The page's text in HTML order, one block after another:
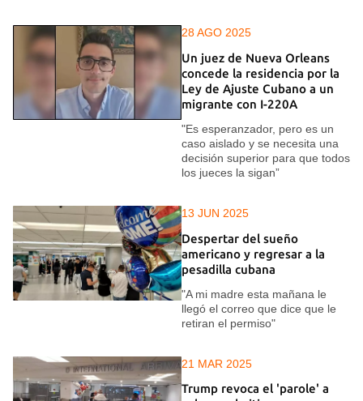
28 AGO 2025
Un juez de Nueva Orleans
concede la residencia por la
Ley de Ajuste Cubano a un
migrante con I-220A
"Es esperanzador, pero es un
caso aislado y se necesita una
decisión superior para que todos
los jueces la sigan”
13 JUN 2025
Despertar del sueño
americano y regresar a la
pesadilla cubana
"A mi madre esta mañana le
llegó el correo que dice que le
retiran el permiso"
21 MAR 2025
Trump revoca el 'parole' a